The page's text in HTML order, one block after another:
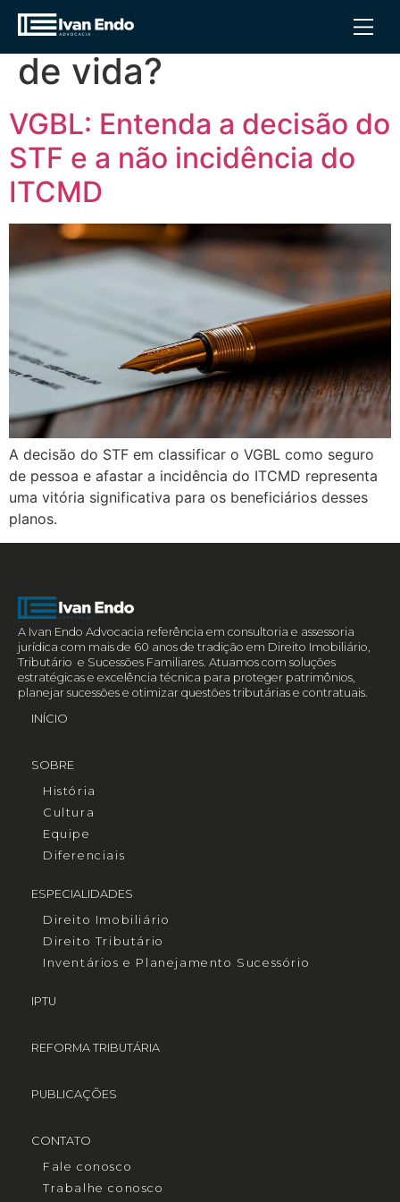
Tag:VGBL é seguro
de vida?
VGBL: Entenda a decisão do
STF e a não incidência do
ITCMD
A decisão do STF em classificar o VGBL como seguro
de pessoa e afastar a incidência do ITCMD representa
uma vitória significativa para os beneficiários desses
planos.
A Ivan Endo Advocacia referência em consultoria e assessoria
jurídica com mais de 60 anos de tradição em Direito Imobiliário,
Tributário e Sucessões Familiares. Atuamos com soluções
estratégicas e excelência técnica para proteger patrimônios,
planejar sucessões e otimizar questões tributárias e contratuais.
INÍCIO
SOBRE
História
Cultura
Equipe
Diferenciais
ESPECIALIDADES
Direito Imobiliário
Direito Tributário
Inventários e Planejamento Sucessório
IPTU
REFORMA TRIBUTÁRIA
PUBLICAÇÕES
CONTATO
Fale conosco
Trabalhe conosco